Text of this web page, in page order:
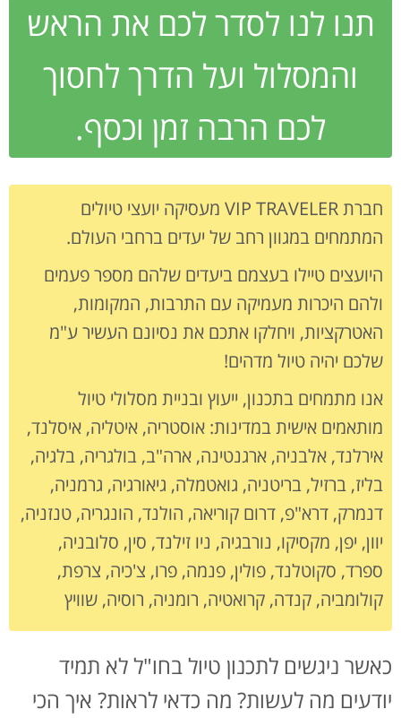
תנו לנו לסדר לכם את הראש
והמסלול ועל הדרך לחסוך
לכם הרבה זמן וכסף.
חברת VIP TRAVELER מעסיקה יועצי טיולים
המתמחים במגוון רחב של יעדים ברחבי העולם.
היועצים טיילו בעצמם ביעדים שלהם מספר פעמים
ולהם היכרות מעמיקה עם התרבות, המקומות,
האטרקציות, ויחלקו אתכם את נסיונם העשיר ע"מ
שלכם יהיה טיול מדהים!
אנו מתמחים בתכנון, ייעוץ ובניית מסלולי טיול
מותאמים אישית במדינות: אוסטריה, איטליה, איסלנד,
אירלנד, אלבניה, ארגנטינה, ארה"ב, בולגריה, בלגיה,
בליז, ברזיל, בריטניה, גואטמלה, גיאורגיה, גרמניה,
דנמרק, דרא"פ, דרום קוריאה, הולנד, הונגריה, טנזניה,
יוון, יפן, מקסיקו, נורבגיה, ניו זילנד, סין, סלובניה,
ספרד, סקוטלנד, פולין, פנמה, פרו, צ'כיה, צרפת,
קולומביה, קנדה, קרואטיה, רומניה, רוסיה, שוויץ
כאשר ניגשים לתכנון טיול בחו"ל לא תמיד
יודעים מה לעשות? מה כדאי לראות? איך הכי